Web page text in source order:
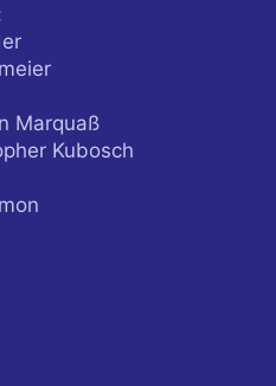
Marquaß
Kubosch